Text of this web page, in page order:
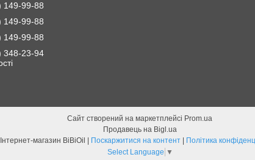
149-99-88
149-99-88
149-99-88
348-23-94
Сайт створений на маркетплейсі Prom.ua
Продавець на Bigl.ua
Поскаржитися на контент
Політика
Select Language ▼